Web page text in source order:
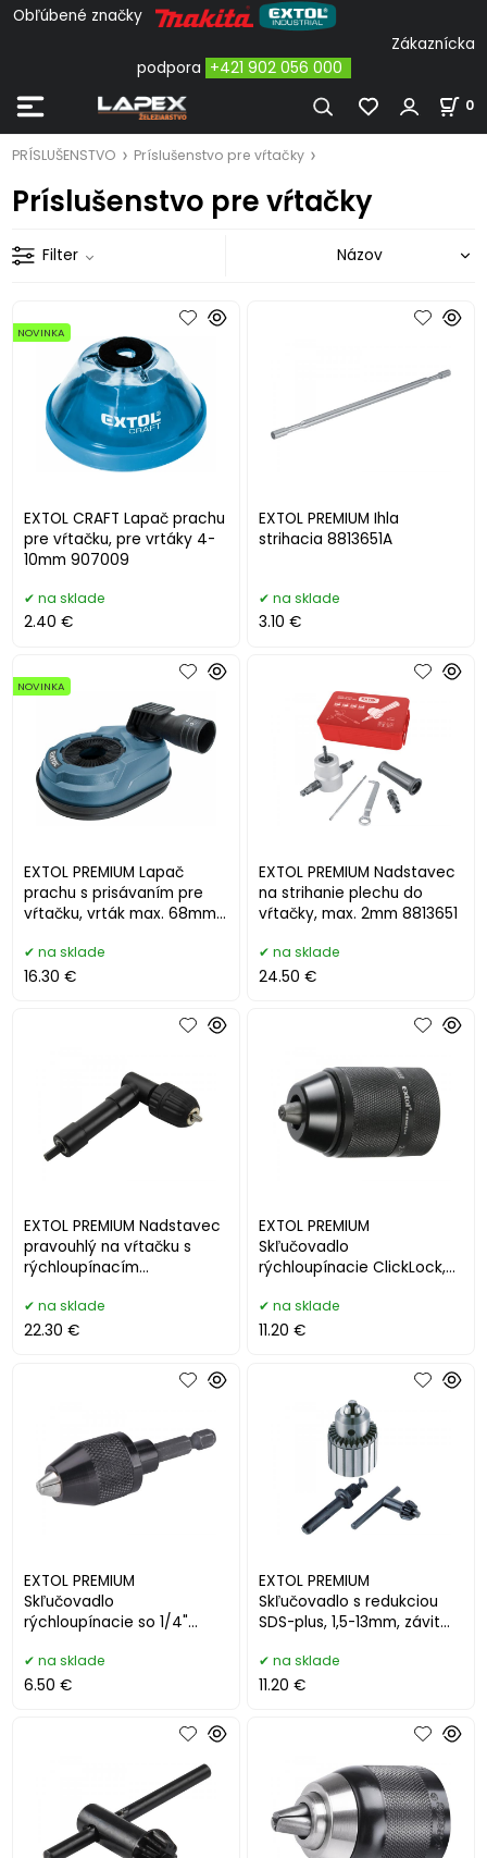
Obľúbené značky
Zákaznícka
podpora +421 902 056 000
0
PRÍSLUŠENSTVO Príslušenstvo pre vŕtačky
Príslušenstvo pre vŕtačky
Filter
EXTOL CRAFT Lapač prachu
pre vŕtačku, pre vrtáky 4-
10mm 907009
NOVINKA
na sklade
2.40 €
EXTOL PREMIUM Ihla
strihacia 8813651A
na sklade
3.10 €
EXTOL PREMIUM Lapač
prachu s prisávaním pre
vŕtačku, vrták max. 68mm
NOVINKA
na sklade
16.30 €
EXTOL PREMIUM Nadstavec
na strihanie plechu do
vŕtačky, max. 2mm 8813651
na sklade
24.50 €
EXTOL PREMIUM Nadstavec
pravouhlý na vŕtačku s
rýchloupínacím
8898012
na sklade
22.30 €
EXTOL PREMIUM
Skľučovadlo
rýchloupínacie ClickLock,
8898006
na sklade
11.20 €
EXTOL PREMIUM
Skľučovadlo
rýchloupínacie so 1/4"
6.5mm 8898003
na sklade
6.50 €
EXTOL PREMIUM
Skľučovadlo s redukciou
SDS-plus, 1,5-13mm, závit
na sklade
11.20 €